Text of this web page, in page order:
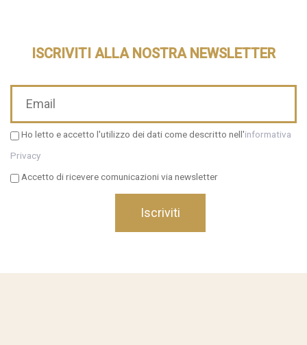
ISCRIVITI ALLA NOSTRA NEWSLETTER
Ho letto e accetto l'utilizzo dei dati come descritto nell'informativa
Privacy
Accetto di ricevere comunicazioni via newsletter